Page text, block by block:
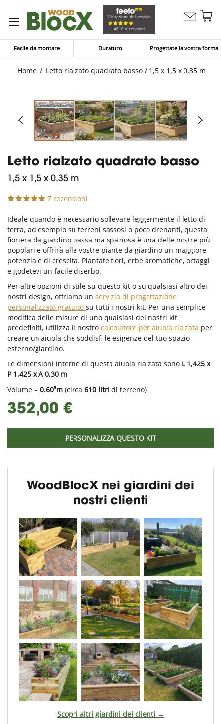
Valutazione del servizio
4810 recensioni
Contattaci
Facile da montare Duraturo Progettate la vostra forma
Home Letto rialzato quadrato basso / 1,5 x 1,5 x 0,35 m
Letto rialzato quadrato basso
1,5 x 1,5 x 0,35 m
7 recensioni
Ideale quando è necessario sollevare leggermente il letto di
terra, ad esempio su terreni sassosi o poco drenanti, questa
fioriera da giardino bassa ma spaziosa è una delle nostre più
popolari e offrirà alle vostre piante da giardino un maggiore
potenziale di crescita. Piantate fiori, erbe aromatiche, ortaggi
e godetevi un facile diserbo.
Per altre opzioni di stile su questo kit o su qualsiasi altro dei
nostri design, offriamo un servizio di progettazione
personalizzato gratuito su tutti i nostri kit. Per una semplice
modifica delle misure di uno qualsiasi dei nostri kit
predefiniti, utilizza il nostro calcolatore per aiuola rialzata per
creare un'aiuola che soddisfi le esigenze del tuo spazio
esterno/giardino.
Le dimensioni interne di questa aiuola rialzata sono L 1,425 x
P 1,425 x A 0,30 m
Volume = 0.60³m (circa 610 litri di terreno)
352,00 €
PERSONALIZZA QUESTO KIT
WoodBlocX nei giardini dei
nostri clienti
Scopri altri giardini dei clienti →